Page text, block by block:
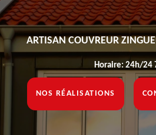
ARTISAN COUVREUR
Horaire: 24h/24
NOS RÉALISATIONS